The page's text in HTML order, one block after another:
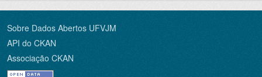
Sobre Dados Abertos UFVJM
API do CKAN
Associação CKAN